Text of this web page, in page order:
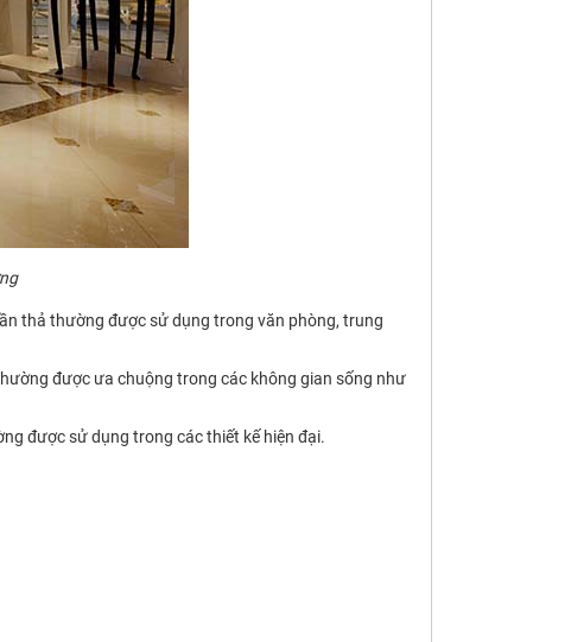
thả thường được sử dụng trong văn phòng, trung
được ưa chuộng trong các không gian sống như
được sử dụng trong các thiết kế hiện đại.